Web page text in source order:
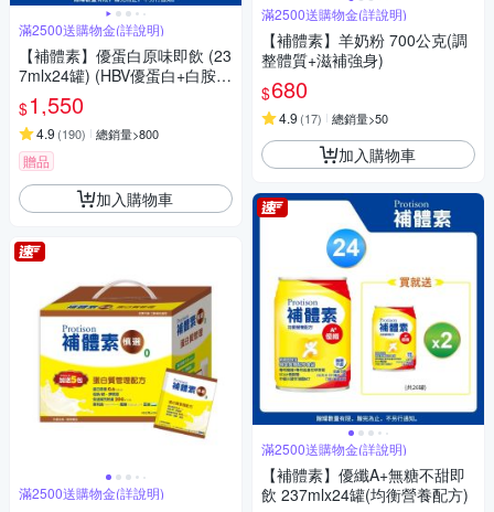
滿2500送購物金(詳說明)
【補體素】優蛋白原味即飲 (23
7mlx24罐) (HBV優蛋白+白胺
酸)
$1,550
4.9 (190) 總銷量>800
贈品
加入購物車
滿2500送購物金(詳說明)
滿2500送購物金(詳說明)
【補體素】羊奶粉 700公克(調
整體質+滋補強身)
$680
4.9 (17) 總銷量>50
加入購物車
滿2500送購物金(詳說明)
【補體素】優纖A+無糖不甜即
飲 237mlx24罐(均衡營養配方)